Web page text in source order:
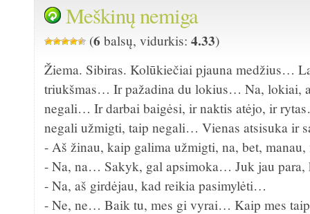
Meškinų nemiga
(6 balsų, vidurkis:4.33)
Žiema. Sibiras. Kolūkiečiai pjauna medžius…
triukšmas… Ir pažadina du lokius… Na, lokiai,
negali… Ir darbai baigėsi, ir naktis atėjo, ir
negali užmigti, taip negali… Vienas atsisuka ir
- Aš žinau, kaip galima užmigti, na, bet,
- Na, na… Sakyk, gal apsimoka… Juk jau
- Na, aš girdėjau, kad reikia pasimylėti…
- Ne, ne… Baik tu, mes gi vyrai… Kaip mes